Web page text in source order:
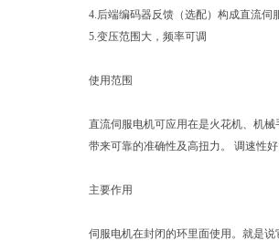
4.后端编码器反馈（选配）构成直流伺
5.变压范围大，频率可调
使用范围
直流伺服电机可应用在是火花机、机
带来可靠的准确性及高扭力。 调速性
主要作用
伺服电机在封闭的环里面使用。就是